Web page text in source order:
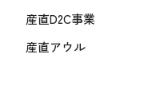
産直D2C事業
産直アウル